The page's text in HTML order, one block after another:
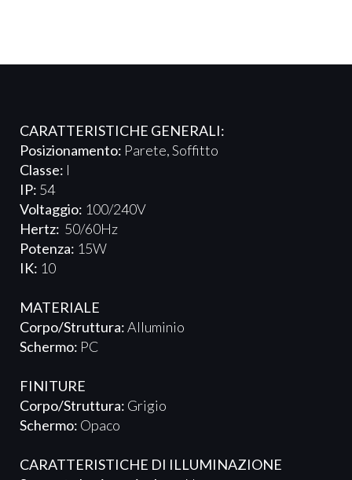
CARATTERISTICHE GENERALI:
Posizionamento: Parete, Soffitto
Classe: I
IP: 54
Voltaggio: 100/240V
Hertz: 50/60Hz
Potenza: 15W
IK: 10
MATERIALE
Corpo/Struttura:Alluminio
Schermo: PC
FINITURE
Corpo/Struttura: Grigio
Schermo: Opaco
CARATTERISTICHE DI ILLUMINAZIONE